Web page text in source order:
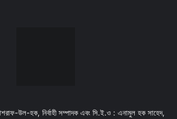
উল-হক, নির্বাহী সম্পাদক এবং সি.ই.ও : এনামুল হক সাহেদ,